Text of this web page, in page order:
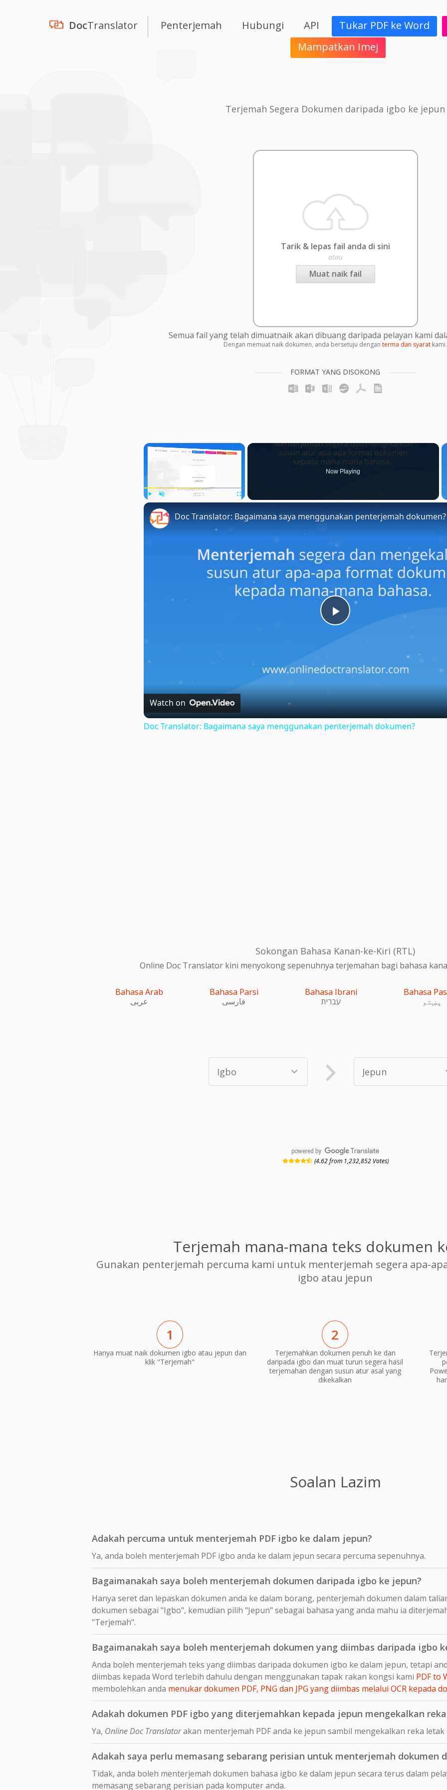
DocTranslator Penterjemah Hubungi API
Tukar PDF ke Word
Mampatkan Imej
Terjemah Segera Dokumen daripada igbo ke jepun
Tarik & lepas fail anda di sini
atau
Muat naik fail
Semua fail yang telah dimuatnaik akan dibuang daripada pelayan kami
Dengan memuat naik dokumen, anda bersetuju dengan terma dan syarat kami.
FORMAT YANG DISOKONG
×
Now Playing
Play
Doc Translator: Bagaimana saya menggunakan penterjemah dokumen?
Watch on
Doc Translator: Bagaimana saya menggunakan penterjemah dokumen?
Sokongan Bahasa Kanan-ke-Kiri (RTL)
Online Doc Translator kini menyokong sepenuhnya terjemahan bagi bahasa
Bahasa Arab
عربى
Bahasa Parsi
فارسی
Bahasa Ibrani
עִברִית
Bahasa
پښتو
powered by
(4.62 from 1,232,852 Votes)
Terjemah mana-mana teks dokumen
Gunakan penterjemah percuma kami untuk menterjemah segera apa-
igbo atau jepun
1
Hanya muat naik dokumen igbo atau jepun dan
klik "Terjemah"
2
Terjemahkan dokumen penuh ke dan
daripada igbo dan muat turun segera hasil
terjemahan dengan susun atur asal yang
dikekalkan
Soalan Lazim
Adakah percuma untuk menterjemah PDF igbo ke dalam jepun?
Ya, anda boleh menterjemah PDF igbo anda ke dalam jepun secara percuma sepenuhnya.
Bagaimanakah saya boleh menterjemah dokumen daripada igbo ke jepun?
Hanya seret dan lepaskan dokumen anda ke dalam borang, penterjemah dokumen dalam
dokumen sebagai "Igbo", kemudian pilih "Jepun" sebagai bahasa yang anda mahu ia
"Terjemah".
Bagaimanakah saya boleh menterjemah dokumen yang diimbas daripada igbo
Anda boleh menterjemah teks yang diimbas daripada dokumen igbo ke dalam jepun, tetapi
diimbas kepada Word terlebih dahulu dengan menggunakan tapak rakan kongsi kami PDF to
membolehkan anda menukar dokumen PDF, PNG dan JPG yang diimbas melalui OCR kepada
Adakah dokumen PDF igbo yang diterjemahkan kepada jepun mengekalkan
Ya, Online Doc Translatorakan menterjemah PDF anda ke jepun sambil mengekalkan reka
Adakah saya perlu memasang sebarang perisian untuk menterjemah dokumen
Tidak, anda boleh menterjemah dokumen bahasa igbo ke dalam jepun secara terus dalam
memasang sebarang perisian pada komputer anda.